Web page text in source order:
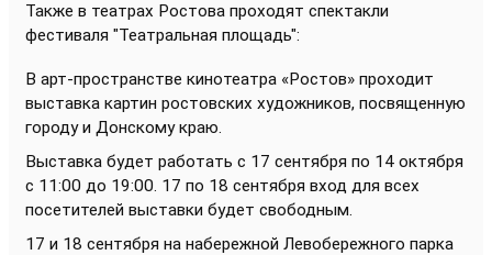
Также в театрах Ростова проходят спектакли
фестиваля "Театральная площадь":
В арт-пространстве кинотеатра «Ростов» проходит
выставка картин ростовских художников, посвященную
городу и Донскому краю.
Выставка будет работать с 17 сентября по 14 октября
с 11:00 до 19:00. 17 по 18 сентября вход для всех
посетителей выставки будет свободным.
17 и 18 сентября на набережной Левобережного парка